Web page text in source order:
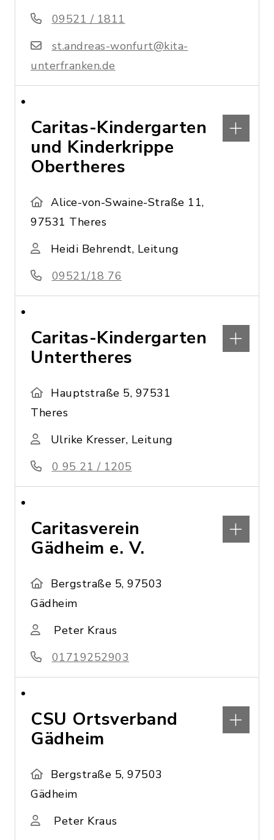
09521 / 1811
st.andreas-wonfurt@kita-
unterfranken.de
Caritas-Kindergarten
und Kinderkrippe
Obertheres
Alice-von-Swaine-Straße 11,
97531 Theres
Heidi Behrendt, Leitung
09521/18 76
Caritas-Kindergarten
Untertheres
Hauptstraße 5, 97531
Theres
Ulrike Kresser, Leitung
0 95 21 / 1205
Caritasverein
Gädheim e. V.
Bergstraße 5, 97503
Gädheim
Peter Kraus
01719252903
CSU Ortsverband
Gädheim
Bergstraße 5, 97503
Gädheim
Peter Kraus